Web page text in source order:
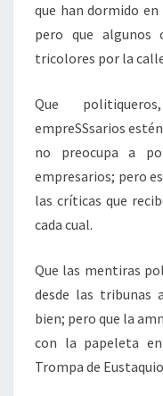
que han dormido
pero que algunos
tricolores por la
Que
empreSSsarios
no preocupa a
empresarios; pero
las críticas que
cada cual.
Que las mentiras
desde las tribunas
bien; pero que la
con la papeleta
Trompa de